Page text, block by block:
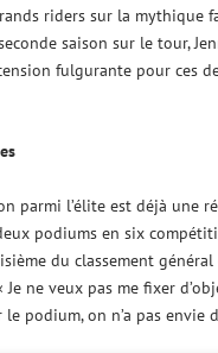
riders sur la mythique
saison sur le tour,
fulgurante pour ces
parmi l’élite est déjà une
podiums en six
du classement
ne veux pas me fixer
podium, on n’a pas envie